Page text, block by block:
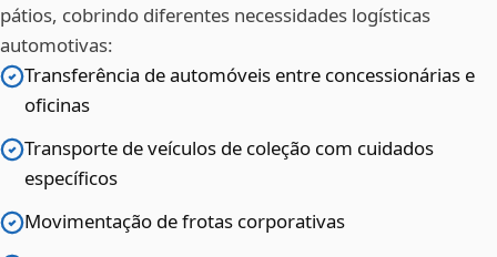
pátios, cobrindo diferentes necessidades logísticas
automotivas:
Transferência de automóveis entre concessionárias e
oficinas
Transporte de veículos de coleção com cuidados
específicos
Movimentação de frotas corporativas